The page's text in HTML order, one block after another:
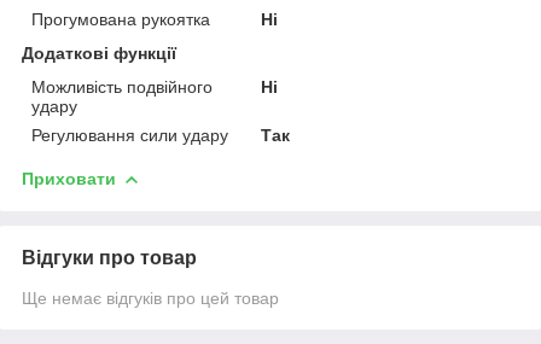
Прогумована рукоятка
Ні
Додаткові функції
Можливість подвійного
удару
Ні
Регулювання сили удару Так
Приховати
Відгуки про товар
Ще немає відгуків про цей товар